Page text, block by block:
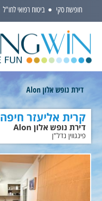
חופשת סקי ביטוח רפואי לחו"ל
הקלידו שם מדינה ובחרו יעד
דירת נופש אלון Alon
קרית אליעזר חיפה
דירת נופש אלון Alon
פינגווין נדל"ן